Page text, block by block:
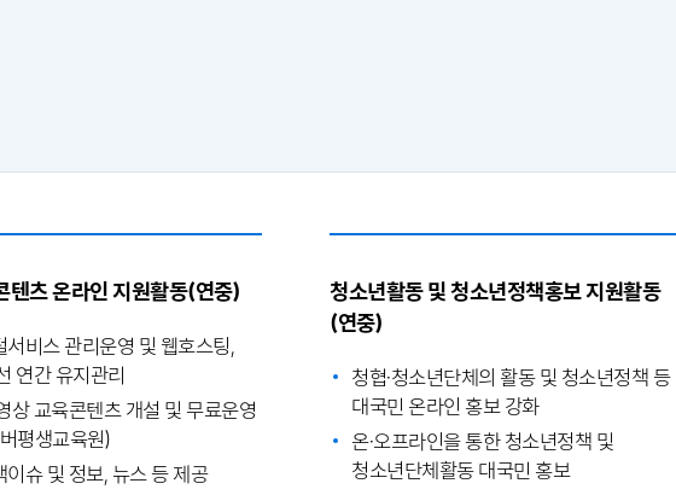
텐츠 온라인 지원활동(연중)
서비스 관리운영 및 웹호스팅,
연간 유지관리
상 교육콘텐츠 개설 및 무료운영
평생교육원)
이슈 및 정보, 뉴스 등 제공
청소년활동 및 청소년정책홍보 지원활동
(연중)
청협·청소년단체의 활동 및 청소년정책 등
대국민 온라인 홍보 강화
온·오프라인을 통한 청소년정책 및
청소년단체활동 대국민 홍보